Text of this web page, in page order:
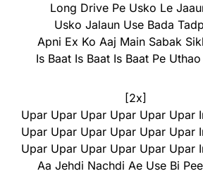
Long Drive Pe Usko Le
Usko Jalaun Use Bada
Apni Ex Ko Aaj Main Sabak
Is Baat Is Baat Is Baat Pe
[2x]
Upar Upar Upar Upar Upar Upar
Upar Upar Upar Upar Upar Upar
Upar Upar Upar Upar Upar Upar
Aa Jehdi Nachdi Ae Use Bi